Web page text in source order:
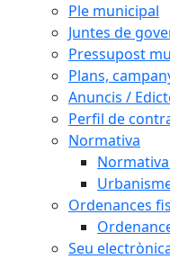
Ple municipal
Juntes de
Pressupost
Plans,
Anuncis /
Perfil de
Normativa
Ordenances
Seu